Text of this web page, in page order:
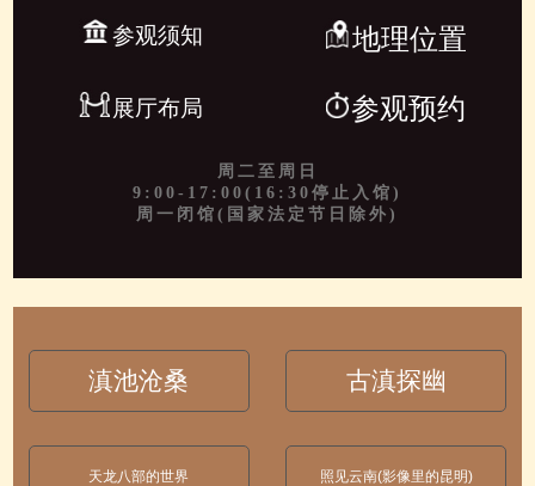
参观须知 地理位置
展厅布局 参观预约
周二至周日
9:00-17:00(16:30停止入馆)
周一闭馆(国家法定节日除外)
滇池沧桑 古滇探幽
天龙八部的世界 照见云南(影像里的昆明)